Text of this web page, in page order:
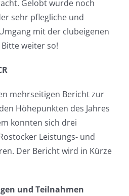
Gelobt wurde noch
sehr pflegliche und
mit der clubeigenen
weiter so!
mehrseitigen Bericht zur
Höhepunkten des Jahres
konnten sich drei
Leistungs- und
Der Bericht wird in Kürze
und Teilnahmen